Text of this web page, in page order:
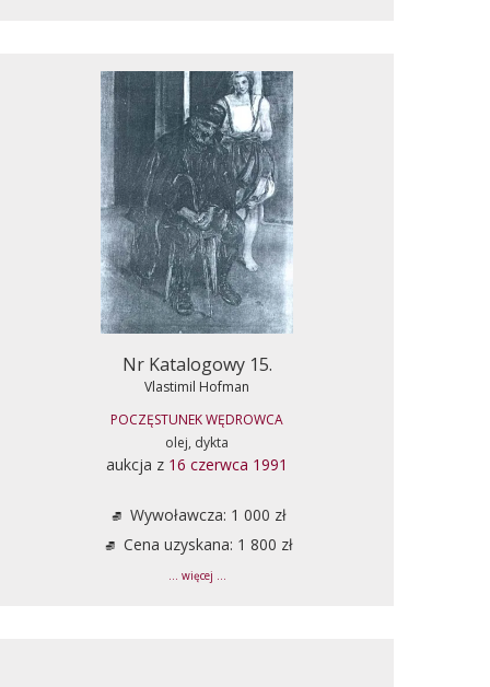
Nr Katalogowy 15.
Vlastimil Hofman
POCZĘSTUNEK WĘDROWCA
olej, dykta
aukcja z 16 czerwca 1991
Wywoławcza: 1 000 zł
Cena uzyskana: 1 800 zł
... więcej ...